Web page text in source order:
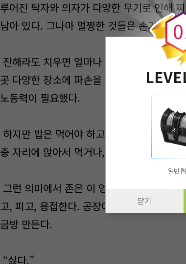
루어진 탁자와 의자가 다양한 무기로 인해
남아 있다. 그나마 멀쩡한 것들은 손가락으
잔해라도 치우면 얼마나 좋을까? 워낙 거
곳 다양한 장소에 파손을 입어서 지금 당장
노동력이 필요했다.
하지만 밥은 먹어야 하고, 가까운 식당은
충 자리에 앉아서 먹거나, 서서 먹거나, 밖
그런 의미에서 존은 이 엉망을 치우는데 최
고, 피고, 용접한다. 공장에서 만들어낸 수
금방 만든다.
“싫다.”
0
일반
닫기